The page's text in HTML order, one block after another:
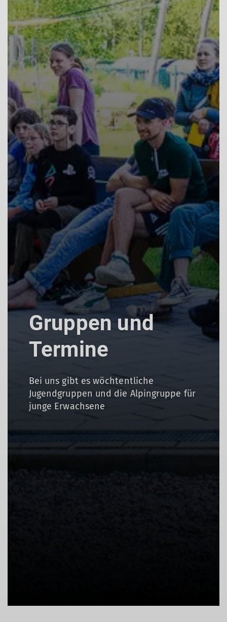
Gruppen und
Termine
Bei uns gibt es wöchtentliche
Jugendgruppen und die Alpingruppe für
junge Erwachsene